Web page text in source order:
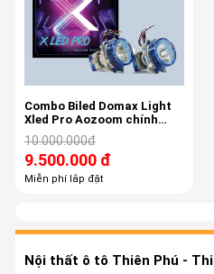
Combo Biled Domax Light
Xled Pro Aozoom chính
hãng tặng bóng led pha
10.000.000đ
9.500.000 đ
Miễn phí lắp đặt
Nội thất ô tô Thiên Phú -